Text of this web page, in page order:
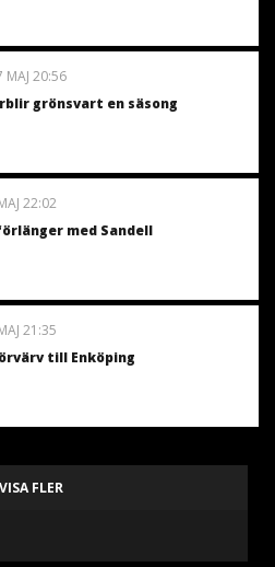
MAJ 20:56
grönsvart en säsong
22:02
med Sandell
21:35
till Enköping
VISA FLER